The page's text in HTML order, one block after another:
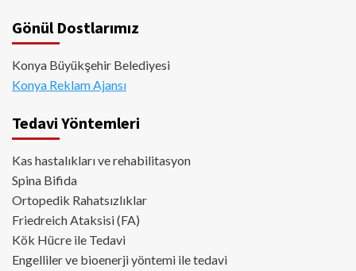
Gönül Dostlarımız
Konya Büyükşehir Belediyesi
Konya Reklam Ajansı
Tedavi Yöntemleri
Kas hastalıkları ve rehabilitasyon
Spina Bifida
Ortopedik Rahatsızlıklar
Friedreich Ataksisi (FA)
Kök Hücre ile Tedavi
Engelliler ve bioenerji yöntemi ile tedavi